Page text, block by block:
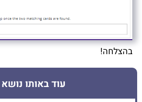
בהצלחה!
עוד באותו נושא